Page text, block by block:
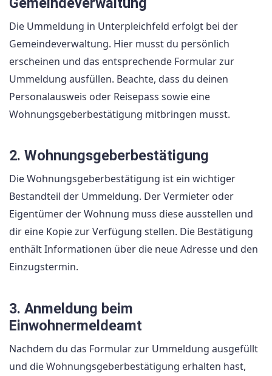
Die Ummeldung in Unterpleichfeld erfolgt bei der
Gemeindeverwaltung. Hier musst du persönlich
erscheinen und das entsprechende Formular zur
Ummeldung ausfüllen. Beachte, dass du deinen
Personalausweis oder Reisepass sowie eine
Wohnungsgeberbestätigung mitbringen musst.
2. Wohnungsgeberbestätigung
Die Wohnungsgeberbestätigung ist ein wichtiger
Bestandteil der Ummeldung. Der Vermieter oder
Eigentümer der Wohnung muss diese ausstellen und
dir eine Kopie zur Verfügung stellen. Die Bestätigung
enthält Informationen über die neue Adresse und den
Einzugstermin.
3. Anmeldung beim
Einwohnermeldeamt
Nachdem du das Formular zur Ummeldung ausgefüllt
und die Wohnungsgeberbestätigung erhalten hast,